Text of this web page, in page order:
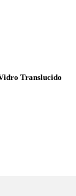
Translucido